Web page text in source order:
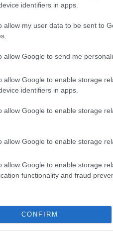
identifiers in apps.
allow my user data to be sent to
allow Google to send me
allow Google to enable storage
identifiers in apps.
allow Google to enable storage
allow Google to enable storage
allow Google to enable storage
functionality and fraud
CONFIRM
Natarajan (@youreverydaycook)
is létezik; ilyen például a
roti és persze a
egy kicsit, a chapati
majd addig sütik
paneer sajt mellé tálalják,
ahamuesgyemant.hua
az olaszok